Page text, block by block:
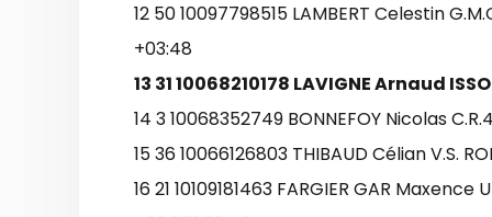
12 50 10097798515 LAMBERT Celestin
+03:48
13 31 10068210178 LAVIGNE Arnaud
14 3 10068352749 BONNEFOY Nicolas
15 36 10066126803 THIBAUD Célian V.S.
16 21 10109181463 FARGIER GAR Maxence